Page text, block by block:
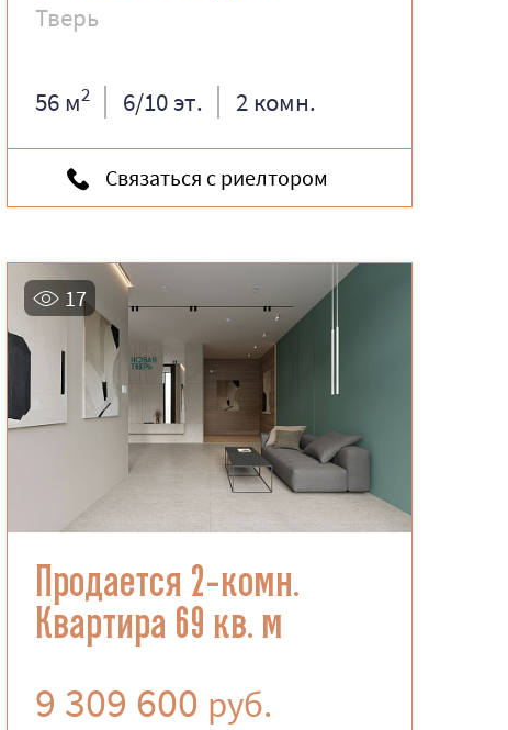
Тверь
56 м2 6/10 эт. 2 комн.
Связаться с риелтором
17
Продается 2-комн.
Квартира 69 кв. м
9 309 600 руб.